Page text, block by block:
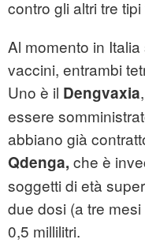
contro gli altri tre tipi
Al momento in
vaccini, entrambi
Uno è il Dengvaxia
essere
abbiano già
Qdenga, che è
soggetti di età
due dosi (a tre
0,5 millilitri.